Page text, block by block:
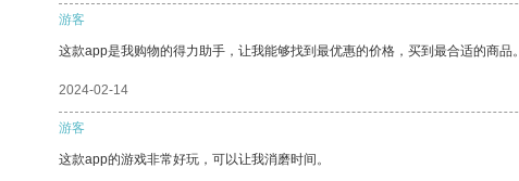
游客
这款app是我购物的得力助手，让我能够找到最优惠的价格，买到最合适的商品。
2024-02-14
游客
这款app的游戏非常好玩，可以让我消磨时间。